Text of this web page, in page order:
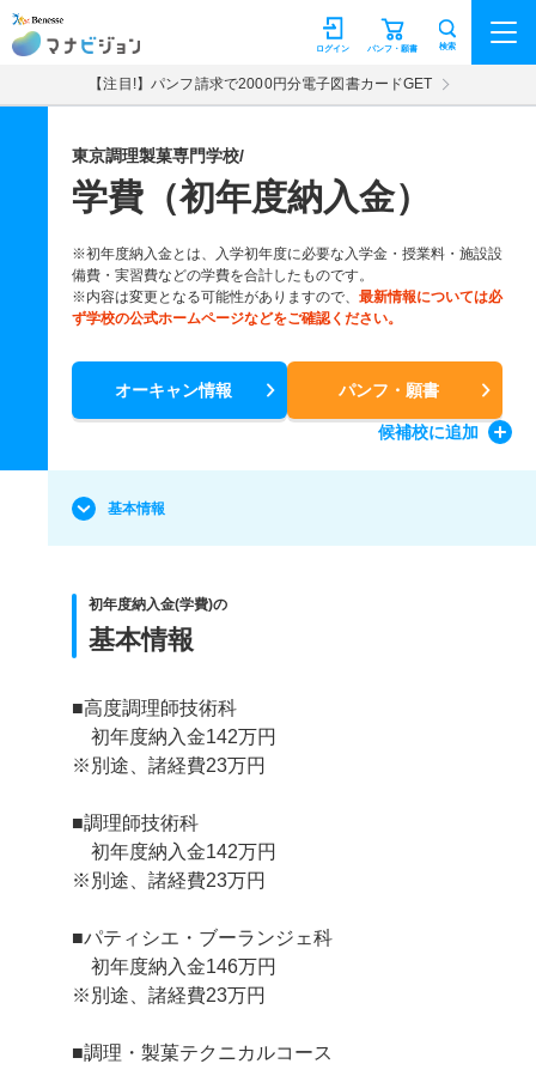
マナビジョン パンフ・願書
ログイン 検索
【注目!】パンフ請求で2000円分電子図書カードGET
東京調理製菓専門学校/
学費（初年度納入金）
※初年度納入金とは、入学初年度に必要な入学金・授業料・施設設
備費・実習費などの学費を合計したものです。
※内容は変更となる可能性がありますので、 最新情報については必
ず学校の公式ホームページなどをご確認ください。
オーキャン情報 パンフ・願書
候補校に追加
基本情報
初年度納入金(学費)の
基本情報
■高度調理師技術科
初年度納入金142万円
※別途、諸経費23万円
■調理師技術科
初年度納入金142万円
※別途、諸経費23万円
■パティシエ・ブーランジェ科
初年度納入金146万円
※別途、諸経費23万円
■調理・製菓テクニカルコース